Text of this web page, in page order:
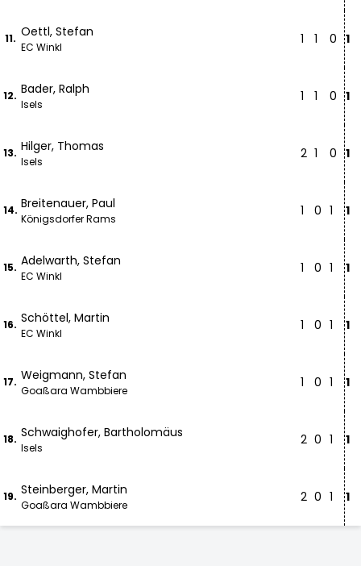
11. Oettl, Stefan
EC Winkl
1 1 0 1
12. Bader, Ralph
Isels
1 1 0 1
13. Hilger, Thomas
Isels
2 1 0 1
14. Breitenauer, Paul
Königsdorfer Rams
1 0 1 1
15. Adelwarth, Stefan
EC Winkl
1 0 1 1
16. Schöttel, Martin
EC Winkl
1 0 1 1
17. Weigmann, Stefan
Goaßara Wambbiere
1 0 1 1
18. Schwaighofer, Bartholomäus
Isels
2 0 1 1
19. Steinberger, Martin
Goaßara Wambbiere
2 0 1 1